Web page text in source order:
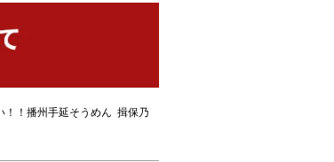
！！播州手延そうめん 揖保乃